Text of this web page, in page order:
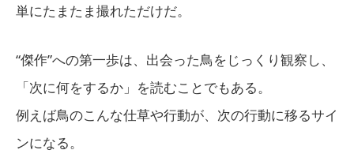
単にたまたま撮れただけだ。
“傑作”への第一歩は、出会った鳥をじっくり観察し、
「次に何をするか」を読むことでもある。
例えば鳥のこんな仕草や行動が、次の行動に移るサイ
ンになる。